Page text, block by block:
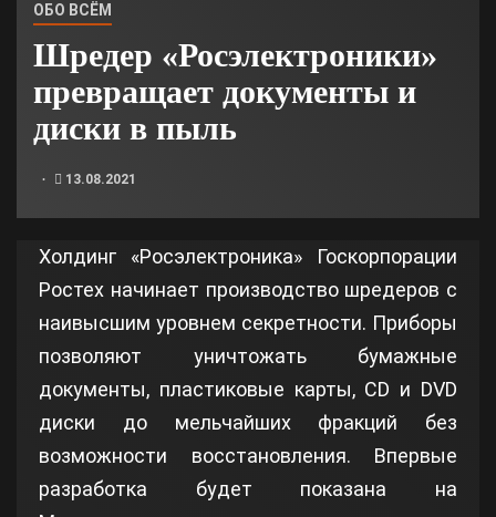
ОБО ВСЁМ
Шредер «Росэлектроники»
превращает документы и
диски в пыль
13.08.2021
Холдинг «Росэлектроника» Госкорпорации
Ростех начинает производство шредеров с
наивысшим уровнем секретности. Приборы
позволяют уничтожать бумажные
документы, пластиковые карты, CD и DVD
диски до мельчайших фракций без
возможности восстановления. Впервые
разработка будет показана на